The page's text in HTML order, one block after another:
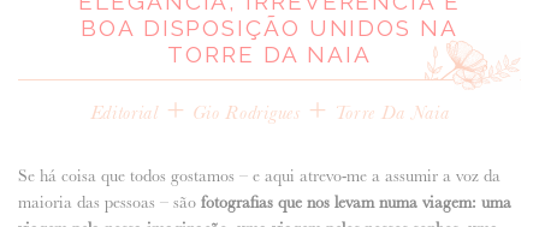
MELHOR INSPIRAÇÃO
REAL WEDDINGS & EDITORIAIS
FORNECEDORES RECOMENDADOS
BOA DISPOSIÇÃO UNIDOS NA
TORRE DA NAIA
Editorial+ Gio Rodrigues + Torre Da Naia
Se há coisa que todos gostamos – e aqui atrevo-me a assumir a voz da
maioria das pessoas – são fotografias que nos levam numa viagem: uma